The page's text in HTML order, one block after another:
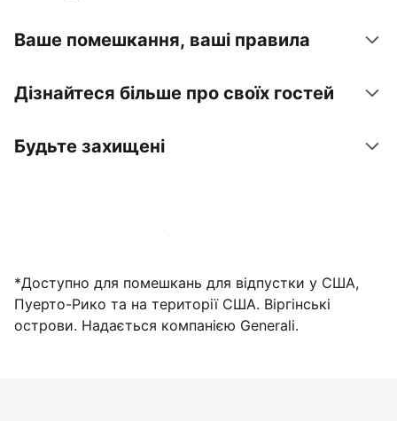
Ваше помешкання, ваші правила
Дізнайтеся більше про своїх гостей
Будьте захищені
Зареєструвати помешкання вже зараз
*Доступно для помешкань для відпустки у США,
Пуерто-Рико та на території США. Віргінські
острови. Надається компанією Generali.